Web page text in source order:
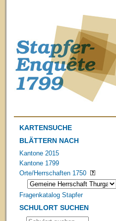
KARTENSUCHE
BLÄTTERN NACH
Kantone 2015
Kantone 1799
Orte/Herrschaften 1750
Fragenkatalog Stapfer
SCHULORT SUCHEN